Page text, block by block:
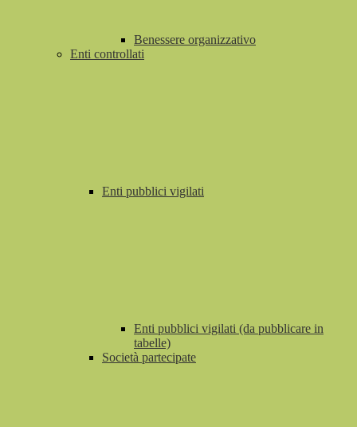
Benessere organizzativo
Enti controllati
Enti pubblici vigilati
Enti pubblici vigilati (da pubblicare in
tabelle)
Società partecipate